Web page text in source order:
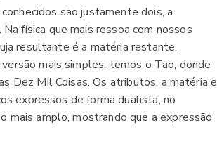
são justamente dois, a
física que mais ressoa com nossos
resultante é a matéria restante,
mais simples, temos o Tao, donde
Dez Mil Coisas. Os atributos, a matéria e
expressos de forma dualista, no
amplo, mostrando que a expressão